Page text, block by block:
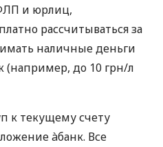
и юрлиц,
рассчитываться за
наличные деньги
(например, до 10 грн/л
к текущему счету
àбанк. Все